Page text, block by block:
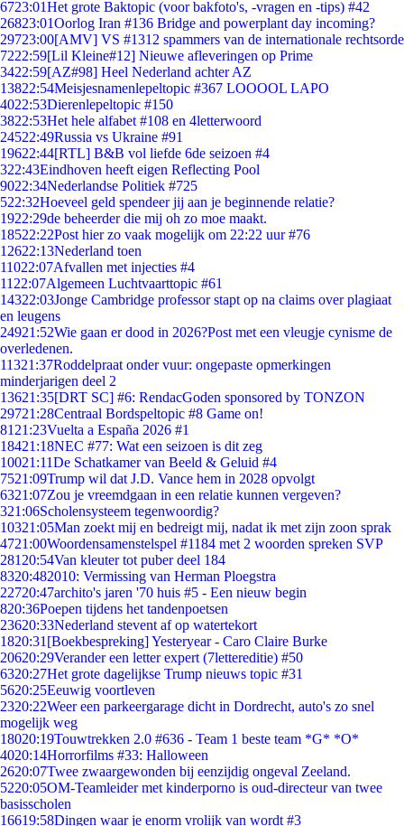
6723:01Het grote Baktopic (voor bakfoto's, -vragen en -tips) #42
26823:01Oorlog Iran #136 Bridge and powerplant day incoming?
29723:00[AMV] VS #1312 spammers van de internationale rechtsorde
7222:59[Lil Kleine#12] Nieuwe afleveringen op Prime
3422:59[AZ#98] Heel Nederland achter AZ
13822:54Meisjesnamenlepeltopic #367 LOOOOL LAPO
4022:53Dierenlepeltopic #150
3822:53Het hele alfabet #108 en 4letterwoord
24522:49Russia vs Ukraine #91
19622:44[RTL] B&B vol liefde 6de seizoen #4
322:43Eindhoven heeft eigen Reflecting Pool
9022:34Nederlandse Politiek #725
522:32Hoeveel geld spendeer jij aan je beginnende relatie?
1922:29de beheerder die mij oh zo moe maakt.
18522:22Post hier zo vaak mogelijk om 22:22 uur #76
12622:13Nederland toen
11022:07Afvallen met injecties #4
11 22:07Algemeen Luchtvaarttopic #61
14322:03Jonge Cambridge professor stapt op na claims over plagiaat
en leugens
24921:52Wie gaan er dood in 2026?Post met een vleugje cynisme de
overledenen.
11321:37Roddelpraat onder vuur: ongepaste opmerkingen
minderjarigen deel 2
13621:35[DRT SC] #6: RendacGoden sponsored by TONZON
29721:28Centraal Bordspeltopic #8 Game on!
81 21:23Vuelta a España 2026 #1
18421:18NEC #77: Wat een seizoen is dit zeg
10021:11De Schatkamer van Beeld & Geluid #4
7521:09Trump wil dat J.D. Vance hem in 2028 opvolgt
6321:07Zou je vreemdgaan in een relatie kunnen vergeven?
321:06Scholensysteem tegenwoordig?
10321:05Man zoekt mij en bedreigt mij, nadat ik met zijn zoon sprak
4721:00Woordensamenstelspel #1184 met 2 woorden spreken SVP
281 20:54Van kleuter tot puber deel 184
8320:482010: Vermissing van Herman Ploegstra
22720:47archito's jaren '70 huis #5 - Een nieuw begin
820:36Poepen tijdens het tandenpoetsen
23620:33Nederland stevent af op watertekort
1820:31 [Boekbespreking] Yesteryear - Caro Claire Burke
20620:29Verander een letter expert (7lettereditie) #50
6320:27Het grote dagelijkse Trump nieuws topic #31
5620:25Eeuwig voortleven
2320:22Weer een parkeergarage dicht in Dordrecht, auto's zo snel
mogelijk weg
18020:19Touwtrekken 2.0 #636 - Team 1 beste team *G* *O*
4020:14Horrorfilms #33: Halloween
2620:07Twee zwaargewonden bij eenzijdig ongeval Zeeland.
5220:05OM-Teamleider met kinderporno is oud-directeur van twee
basisscholen
16619:58Dingen waar je enorm vrolijk van wordt #3